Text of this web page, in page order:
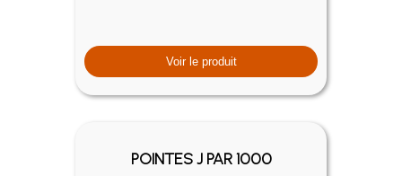
Voir le produit
POINTES J PAR 1000